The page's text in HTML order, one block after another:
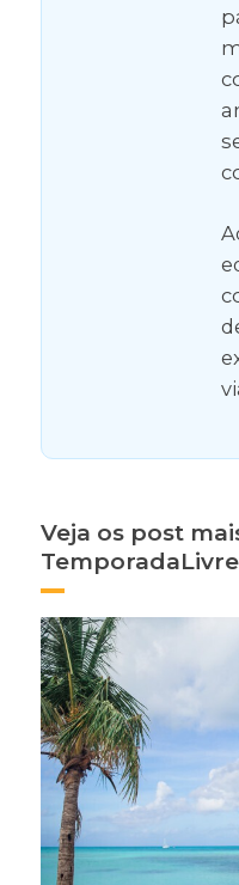
Veja os post